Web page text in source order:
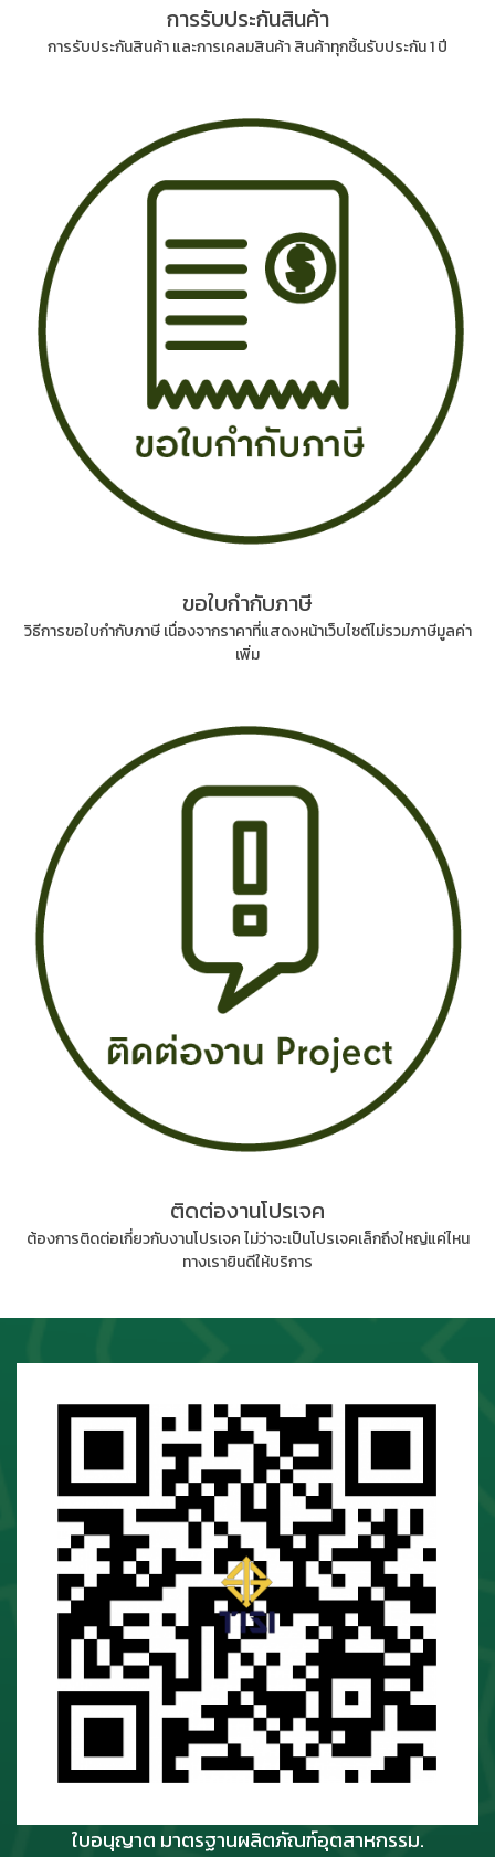
การรับประกันสินค้า
การรับประกันสินค้า และการเคลมสินค้า สินค้าทุกชิ้นรับประกัน 1 ปี
ขอใบกำกับภาษี
วิธีการขอใบกำกับภาษี เนื่องจากราคาที่แสดงหน้าเว็บไซต์ไม่รวมภาษีมูลค่า
เพิ่ม
ติดต่องานโปรเจค
ต้องการติดต่อเกี่ยวกับงานโปรเจค ไม่ว่าจะเป็นโปรเจคเล็กถึงใหญ่แค่ไหน
ทางเรายินดีให้บริการ
ใบอนุญาต มาตรฐานผลิตภัณฑ์อุตสาหกรรม.